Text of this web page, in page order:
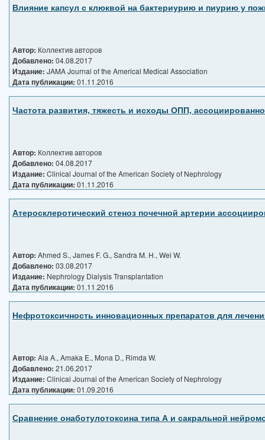
Влияние капсул с клюквой на бактериурию и пиурию у
Автор: Коллектив авторов
Добавлено: 04.08.2017
Издание: JAMA Journal of the Americal Medical Association
Дата публикации: 01.11.2016
Частота развития, тяжесть и исходы ОПП,
Автор: Коллектив авторов
Добавлено: 04.08.2017
Издание: Clinical Journal of the American Society of Nephrology
Дата публикации: 01.11.2016
Атеросклеротический стеноз почечной артерии
Автор: Ahmed S., James F. G., Sandra M. H., Wei W.
Добавлено: 03.08.2017
Издание: Nephrology Dialysis Transplantation
Дата публикации: 01.11.2016
Нефротоксичность инновационных препаратов для
Автор: Ala A., Amaka E., Mona D., Rimda W.
Добавлено: 21.06.2017
Издание: Clinical Journal of the American Society of Nephrology
Дата публикации: 01.09.2016
Сравнение онаботулотоксина типа А и сакральной